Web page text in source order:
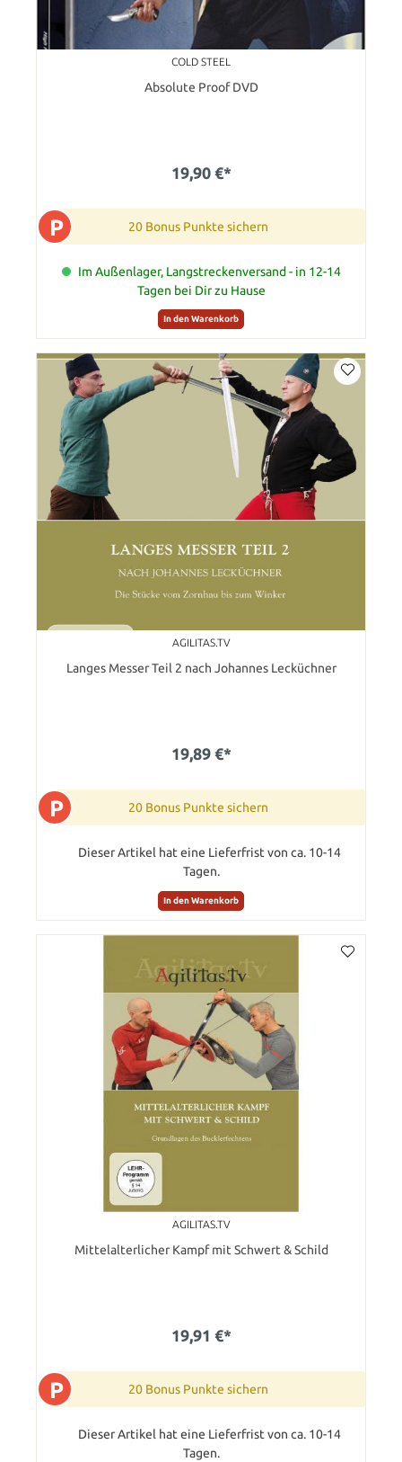
COLD STEEL
Absolute Proof DVD
19,90 €*
P 20 Bonus Punkte sichern
Im Außenlager, Langstreckenversand - in 12-14
Tagen bei Dir zu Hause
In den Warenkorb
AGILITAS.TV
Langes Messer Teil 2 nach Johannes Lecküchner
19,89 €*
P 20 Bonus Punkte sichern
Dieser Artikel hat eine Lieferfrist von ca. 10-14
Tagen.
In den Warenkorb
AGILITAS.TV
Mittelalterlicher Kampf mit Schwert & Schild
19,91 €*
P 20 Bonus Punkte sichern
Dieser Artikel hat eine Lieferfrist von ca. 10-14
Tagen.